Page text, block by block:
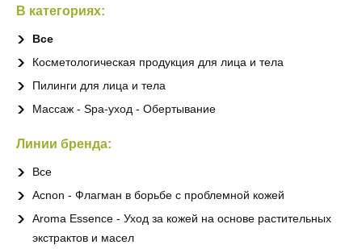
В категориях:
Все
Косметологическая продукция для лица и тела
Пилинги для лица и тела
Массаж - Spa-уход - Обертывание
Линии бренда:
Все
Acnon - Флагман в борьбе с проблемной кожей
Aroma Essence - Уход за кожей на основе растительных
экстрактов и масел